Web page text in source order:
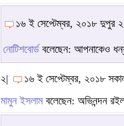
১৬ ই সেপ্টেম্বর, ২০১৮ দুপুর
নোটিশবোর্ড বলেছেন: আপনাকেও
২|
১৬ ই সেপ্টেম্বর, ২০১৮
মামুন ইসলামবলেছেন: অভিনন্দন